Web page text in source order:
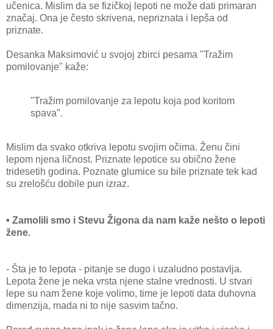
učenica. Mislim da se fizičkoj lepoti ne može dati primaran
značaj. Ona je često skrivena, nepriznata i lepša od
priznate.
Desanka Maksimović u svojoj zbirci pesama "Tražim
pomilovanje" kaže:
"Tražim pomilovanje za lepotu koja pod koritom
spava".
Mislim da svako otkriva lepotu svojim očima. Ženu čini
lepom njena ličnost. Priznate lepotice su obično žene
tridesetih godina. Poznate glumice su bile priznate tek kad
su zrelošću dobile pun izraz.
• Zamolili smo i Stevu Žigona da nam kaže nešto o lepoti
žene.
- Šta je to lepota - pitanje se dugo i uzaludno postavlja.
Lepota žene je neka vrsta njene stalne vrednosti. U stvari
lepe su nam žene koje volimo, time je lepoti data duhovna
dimenzija, mada ni to nije sasvim tačno.